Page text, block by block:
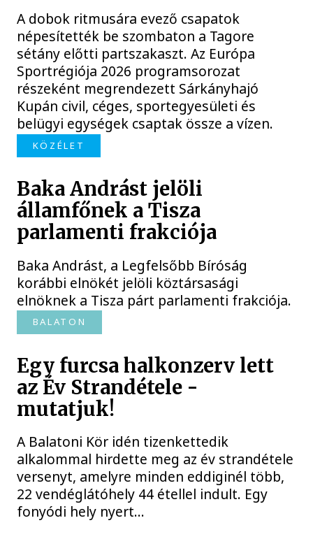
A dobok ritmusára evező csapatok
népesítették be szombaton a Tagore
sétány előtti partszakaszt. Az Európa
Sportrégiója 2026 programsorozat
részeként megrendezett Sárkányhajó
Kupán civil, céges, sportegyesületi és
belügyi egységek csaptak össze a vízen.
KÖZÉLET
Baka Andrást jelöli
államfőnek a Tisza
parlamenti frakciója
Baka Andrást, a Legfelsőbb Bíróság
korábbi elnökét jelöli köztársasági
elnöknek a Tisza párt parlamenti frakciója.
BALATON
Egy furcsa halkonzerv lett
az Év Strandétele -
mutatjuk!
A Balatoni Kör idén tizenkettedik
alkalommal hirdette meg az év strandétele
versenyt, amelyre minden eddiginél több,
22 vendéglátóhely 44 étellel indult. Egy
fonyódi hely nyert...